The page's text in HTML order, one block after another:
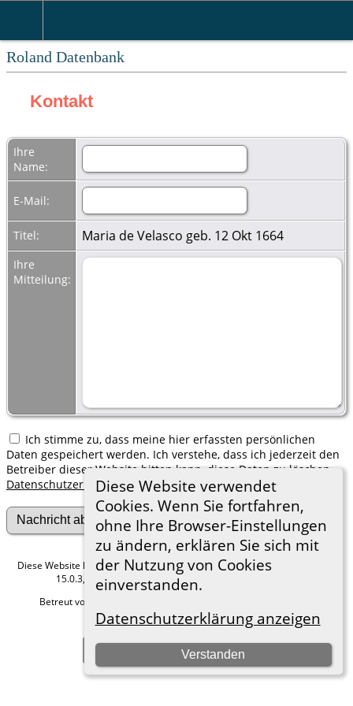
Roland Datenbank
Diese Website verwendet
Cookies. Wenn Sie fortfahren,
ohne Ihre Browser-Einstellungen
zu ändern, erklären Sie sich mit
der Nutzung von Cookies
einverstanden.
Datenschutzerklärung anzeigen
Verstanden
Kontakt
Ihre
Name:
E-Mail:
Titel: Maria de Velasco geb. 12 Okt 1664
Ihre
Mitteilung:
Ich stimme zu, dass meine hier erfassten persönlichen
Daten gespeichert werden. Ich verstehe, dass ich jederzeit den
Betreiber dieser Website bitten kann, diese Daten zu löschen.
Datenschutzerklärung
Diese Website läuft mit The Next Generation of Genealogy Sitebuilding
15.0.3, programmiert von Darrin Lythgoe © 2001-2026.
Betreut von
Hier geht es zum Impressum
Zur Desktop-Webseite wechseln